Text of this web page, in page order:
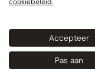
bouwpartners.
ook op de
Accepteer
Pas aan